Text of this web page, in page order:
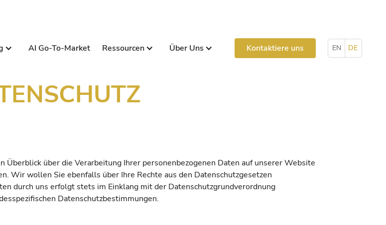
AI Go-To-Market Ressourcen Über Uns Kontaktiere uns EN DE
über die Verarbeitung Ihrer personenbezogenen Daten auf unserer Website
Wir wollen Sie ebenfalls über Ihre Rechte aus den Datenschutzgesetzen
durch uns erfolgt stets im Einklang mit der Datenschutzgrundverordnung
Datenschutzbestimmungen.